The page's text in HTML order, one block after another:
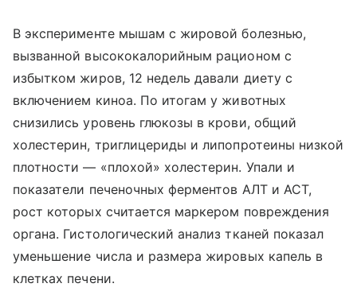
В эксперименте мышам с жировой болезнью,
вызванной высококалорийным рационом с
избытком жиров, 12 недель давали диету с
включением киноа. По итогам у животных
снизились уровень глюкозы в крови, общий
холестерин, триглицериды и липопротеины низкой
плотности — «плохой» холестерин. Упали и
показатели печеночных ферментов АЛТ и АСТ,
рост которых считается маркером повреждения
органа. Гистологический анализ тканей показал
уменьшение числа и размера жировых капель в
клетках печени.